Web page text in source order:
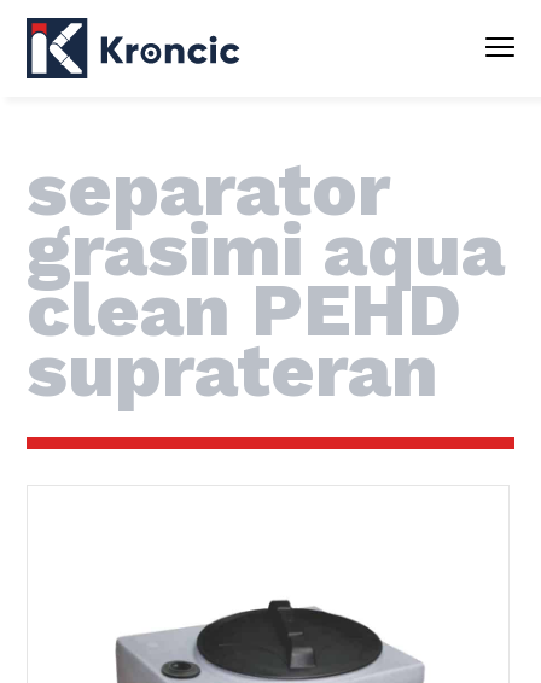
separator
grasimi aqua
clean PEHD
suprateran